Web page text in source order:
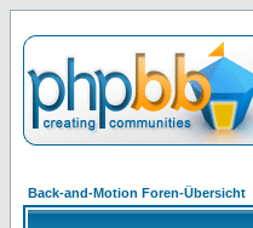
Back-and-Motion Foren-Übersicht